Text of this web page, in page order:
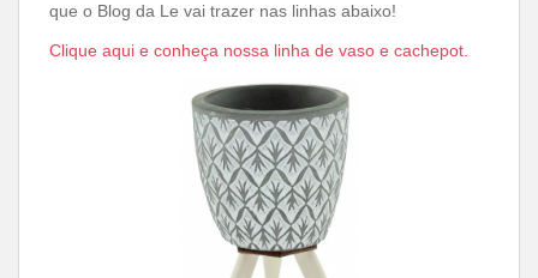
que o Blog da Le vai trazer nas linhas abaixo!
Clique aqui e conheça nossa linha de vaso e cachepot.